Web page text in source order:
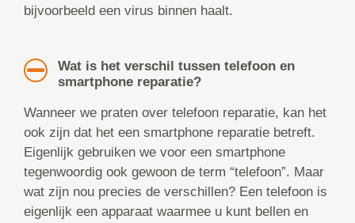
bijvoorbeeld een virus binnen haalt.
Wat is het verschil tussen telefoon en
smartphone reparatie?
Wanneer we praten over telefoon reparatie, kan het
ook zijn dat het een smartphone reparatie betreft.
Eigenlijk gebruiken we voor een smartphone
tegenwoordig ook gewoon de term “telefoon”. Maar
wat zijn nou precies de verschillen? Een telefoon is
eigenlijk een apparaat waarmee u kunt bellen en